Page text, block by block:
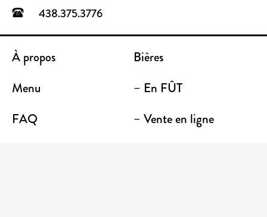
438.375.3776
À propos
Bières
Menu
– En FÛT
FAQ
– Vente en ligne